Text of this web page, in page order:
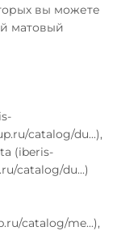
вы можете
матовый
catalog/du...),
(iberis-
catalog/du...)
catalog/me...),